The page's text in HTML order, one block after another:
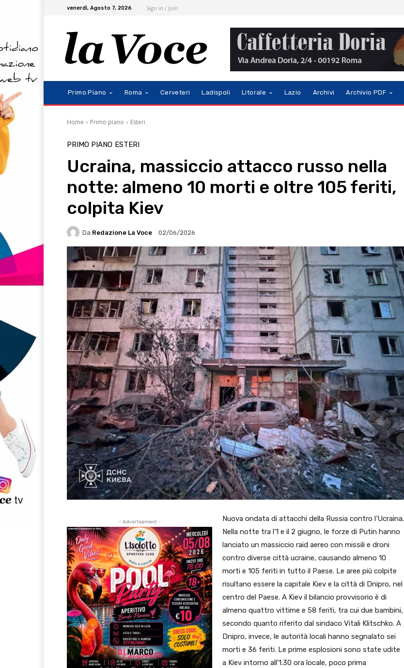
venerdì, Agosto 7, 2026 Sign in / Join
Primo Piano Roma Cerveteri Ladispoli Litorale Lazio Archivi Archivio PDF
Home Primo piano Esteri
PRIMO PIANO ESTERI
Ucraina, massiccio attacco russo nella
notte: almeno 10 morti e oltre 105 feriti,
colpita Kiev
Da Redazione La Voce 02/06/2026
- Advertisement -
Nuova ondata di attacchi della Russia contro l’Ucraina.
Nella notte tra l’1 e il 2 giugno, le forze di Putin hanno
lanciato un massiccio raid aereo con missili e droni
contro diverse città ucraine, causando almeno 10
morti e 105 feriti in tutto il Paese. Le aree più colpite
risultano essere la capitale Kiev e la città di Dnipro, nel
centro del Paese. A Kiev il bilancio provvisorio è di
almeno quattro vittime e 58 feriti, tra cui due bambini,
secondo quanto riferito dal sindaco Vitali Klitschko. A
Dnipro, invece, le autorità locali hanno segnalato sei
morti e 36 feriti. Le prime esplosioni sono state udite
a Kiev intorno all’1.30 ora locale, poco prima